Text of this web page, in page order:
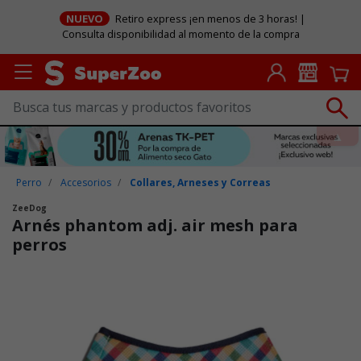
NUEVO
Retiro express ¡en menos de 3 horas! |
Consulta disponibilidad al momento de la compra
Perro Accesorios Collares, Arneses y Correas
ZeeDog
Arnés phantom adj. air mesh para
perros